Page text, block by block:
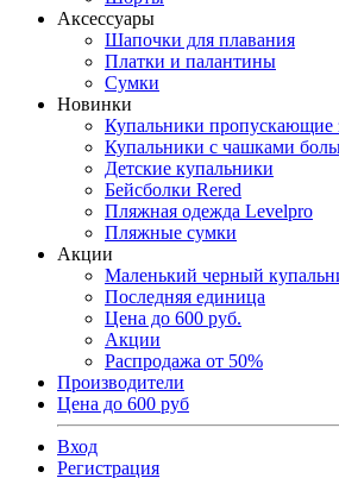
Аксессуары
Шапочки для плавания
Платки и палантины
Сумки
Новинки
Купальники пропускающие
Купальники с чашками
Детские купальники
Бейсболки Rered
Пляжная одежда Levelpro
Пляжные сумки
Акции
Маленький черный
Последняя единица
Цена до 600 руб.
Акции
Распродажа от 50%
Производители
Цена до 600 руб
Вход
Регистрация